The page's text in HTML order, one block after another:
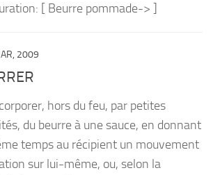
[ Beurre pommade-> ]
2009
hors du feu, par petites
du beurre à une sauce, en donnant
temps au récipient un mouvement
sur lui-même, ou, selon la